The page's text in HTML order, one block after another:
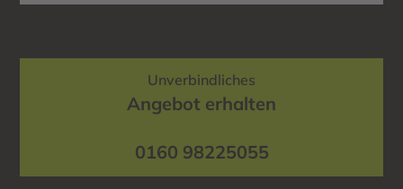
Unverbindliches
Angebot erhalten
0160 98225055